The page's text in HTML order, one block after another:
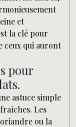
et
la clé pour
ceux qui auront
pour
astuce simple
Les
ou la